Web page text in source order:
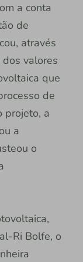
a conta
de
através
valores
que
de
projeto, a
a
o
Ri Bolfe, o